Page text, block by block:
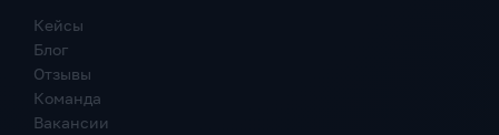
Кейсы
Блог
Отзывы
Команда
Вакансии